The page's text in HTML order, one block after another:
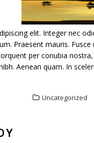
elit. Integer nec
Praesent mauris.
per conubia
Aenean quam. In
Uncategorized